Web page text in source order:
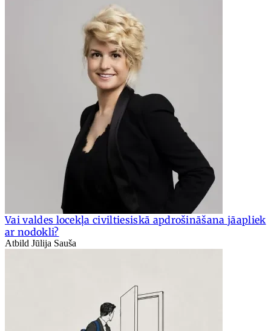
Vai valdes locekļa civiltiesiskā apdrošināšana jāapliek
ar nodokli?
Atbild Jūlija Sauša